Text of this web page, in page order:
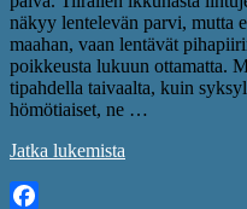
näkyy lentelevän parvi, mutta
maahan, vaan lentävät
poikkeusta lukuun ottamatta.
tipahdella taivaalta, kuin
hömötiaiset, ne …
Jatka lukemista